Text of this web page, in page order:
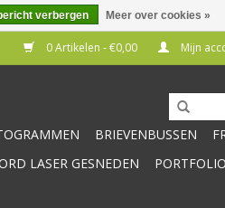
0 Artikelen - €0,00 Mijn
BRIEVENBUSSEN
LASER GESNEDEN
PORTFOLIO
verbergen Meer over cookies »